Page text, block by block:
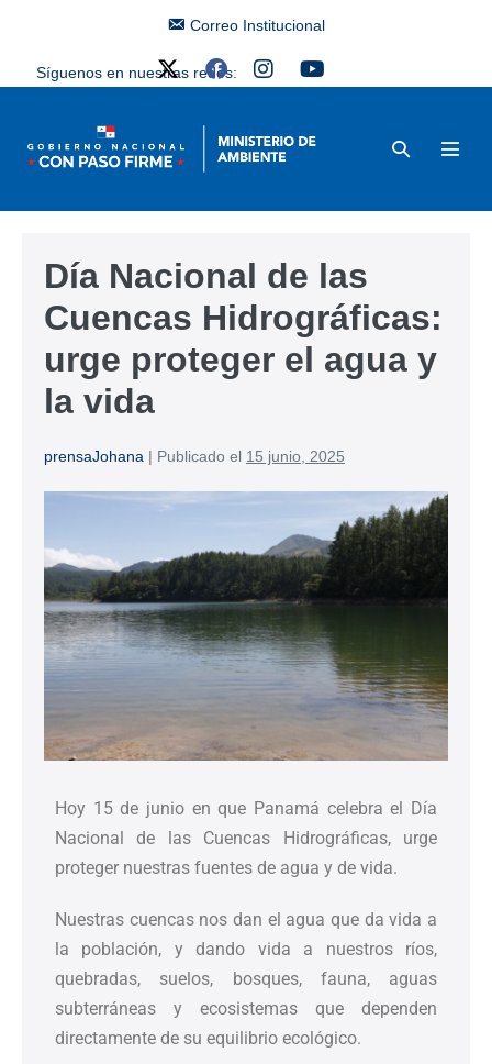
Correo Institucional
Síguenos en nuestras redes:
Día Nacional de las
Cuencas Hidrográficas:
urge proteger el agua y
la vida
prensaJohana | Publicado el 15 junio, 2025
Hoy 15 de junio en que Panamá celebra el Día
Nacional de las Cuencas Hidrográficas, urge
proteger nuestras fuentes de agua y de vida.
Nuestras cuencas nos dan el agua que da vida a
la población, y dando vida a nuestros ríos,
quebradas, suelos, bosques, fauna, aguas
subterráneas y ecosistemas que dependen
directamente de su equilibrio ecológico.